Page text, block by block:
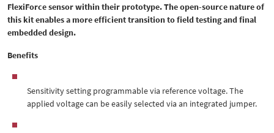
FlexiForce sensor within their prototype. The open-source nature of
this kit enables a more efficient transition to field testing and final
embedded design.
Benefits
Sensitivity setting programmable via reference voltage. The
applied voltage can be easily selected via an integrated jumper.